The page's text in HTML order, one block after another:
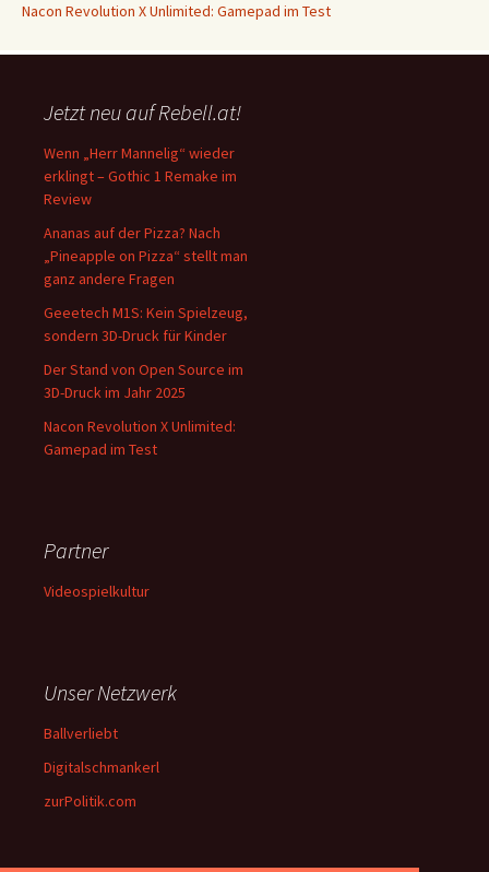
Nacon Revolution X Unlimited: Gamepad im Test
Jetzt neu auf Rebell.at!
Wenn „Herr Mannelig“ wieder
erklingt – Gothic 1 Remake im
Review
Ananas auf der Pizza? Nach
„Pineapple on Pizza“ stellt man
ganz andere Fragen
Geeetech M1S: Kein Spielzeug,
sondern 3D-Druck für Kinder
Der Stand von Open Source im
3D-Druck im Jahr 2025
Nacon Revolution X Unlimited:
Gamepad im Test
Partner
Videospielkultur
Unser Netzwerk
Ballverliebt
Digitalschmankerl
zurPolitik.com